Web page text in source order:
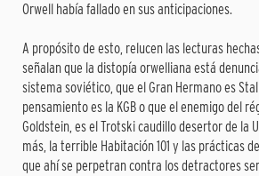
Orwell había fallado en sus anticipaciones.
A propósito de esto, relucen las lecturas
señalan que la distopía orwelliana está
sistema soviético, que el Gran Hermano es
pensamiento es la KGB o que el enemigo del
Goldstein, es el Trotski caudillo desertor de la
más, la terrible Habitación 101 y las prácticas
que ahí se perpetran contra los detractores